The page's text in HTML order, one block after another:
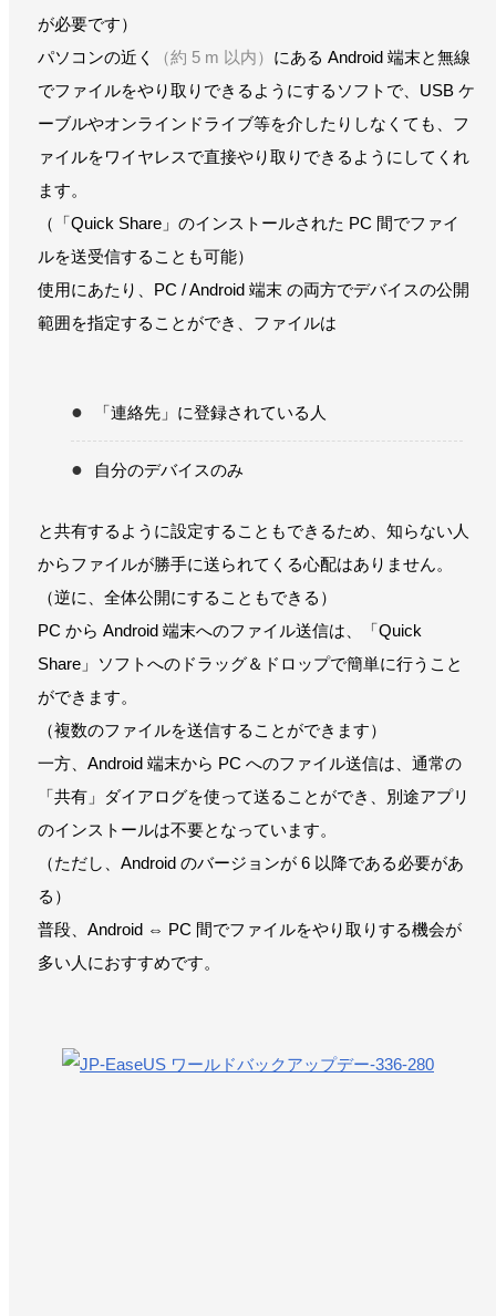
が必要です）
パソコンの近く
（約 5 m 以内） にある Android 端末と無線
でファイルをやり取りできるようにするソフトで、USB ケ
ーブルやオンラインドライブ等を介したりしなくても、フ
ァイルをワイヤレスで直接やり取りできるようにしてくれ
ます。
（「Quick Share」のインストールされた PC 間でファイ
ルを送受信することも可能）
使用にあたり、PC / Android 端末 の両方でデバイスの公開
範囲を指定することができ、ファイルは
「連絡先」に登録されている人
自分のデバイスのみ
と共有するように設定することもできるため、知らない人
からファイルが勝手に送られてくる心配はありません。
（逆に、全体公開にすることもできる）
PC から Android 端末へのファイル送信は、「Quick
Share」ソフトへのドラッグ＆ドロップで簡単に行うこと
ができます。
（複数のファイルを送信することができます）
一方、Android 端末から PC へのファイル送信は、通常の
「共有」ダイアログを使って送ることができ、別途アプリ
のインストールは不要となっています。
（ただし、Android のバージョンが 6 以降である必要があ
る）
普段、Android ⇔ PC 間でファイルをやり取りする機会が
多い人におすすめです。